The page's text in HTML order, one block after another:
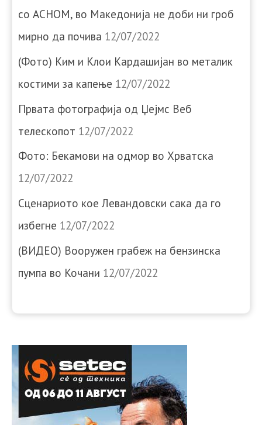
со АСНОМ, во Македонија не доби ни гроб
мирно да почива 12/07/2022
(Фото) Ким и Клои Кардашијан во металик
костими за капење 12/07/2022
Првата фотографија од Џејмс Веб
телескопот 12/07/2022
Фото: Бекамови на одмор во Хрватска
12/07/2022
Сценариото кое Левандовски сака да го
избегне 12/07/2022
(ВИДЕО) Вооружен грабеж на бензинска
пумпа во Кочани 12/07/2022